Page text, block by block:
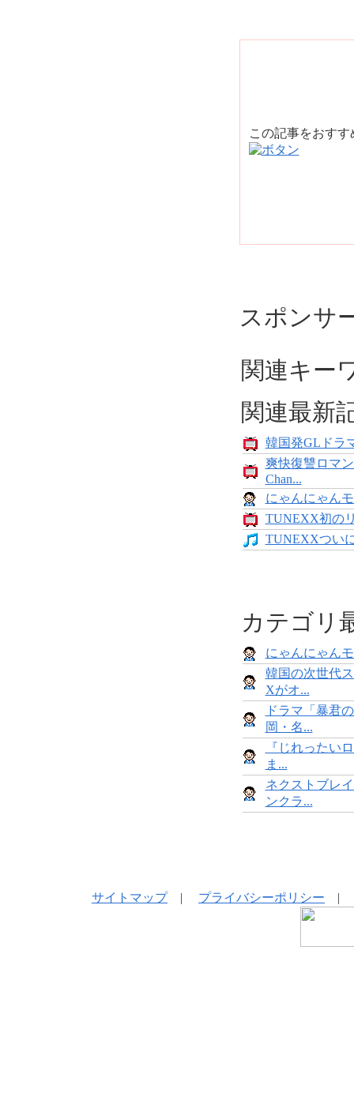
この記事をおす
スポンサ
関連キー
関連最新
韓国発GLドラ
爽快復讐ロマ
Chan...
にゃんにゃん
TUNEXX初の
TUNEXXつい
カテゴリ
にゃんにゃん
韓国の次世代
Xがオ...
ドラマ「暴君
岡・名...
『じれったい
ま...
ネクストブレ
ンクラ...
サイトマップ| プライバシーポリシー